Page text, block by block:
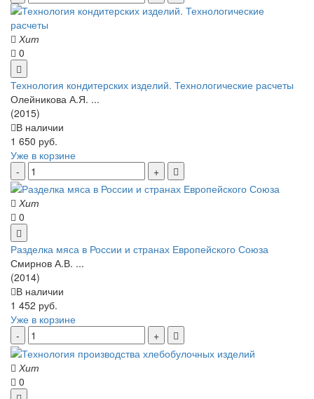
Хит
0
Технология кондитерских изделий. Технологические расчеты
Олейникова А.Я. ...
(2015)
В наличии
1 650 руб.
Уже в корзине
Хит
0
Разделка мяса в России и странах Европейского Союза
Смирнов А.В. ...
(2014)
В наличии
1 452 руб.
Уже в корзине
Хит
0